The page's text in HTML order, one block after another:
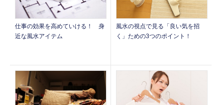
仕事の効果を高めていける！ 身
近な風水アイテム
風水の視点で見る「良い気を招
く」ための3つのポイント！